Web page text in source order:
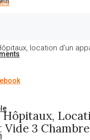
location d’un
3